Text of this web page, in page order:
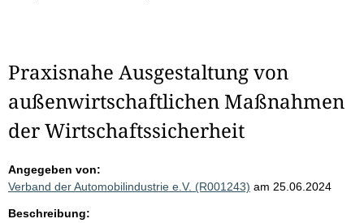
Praxisnahe Ausgestaltung von
außenwirtschaftlichen Maßnahmen
der Wirtschaftssicherheit
Angegeben von:
Verband der Automobilindustrie e.V. (R001243) am 25.06.2024
Beschreibung: